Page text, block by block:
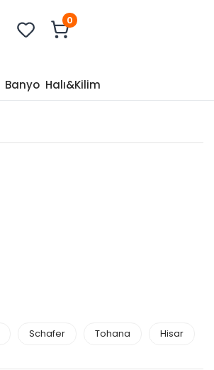
0
Banyo Halı&Kilim
Schafer Tohana Hisar